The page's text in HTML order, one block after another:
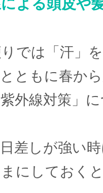
よる頭皮や
では「汗」
ともに春か
外線対策」
差しが強い
にしておくと